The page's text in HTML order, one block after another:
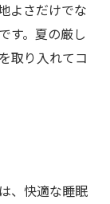
よさだけでな
す。夏の厳し
取り入れてコ
、快適な睡眠